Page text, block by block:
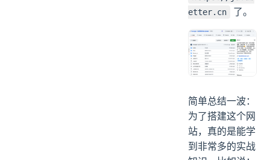
紧接着，可以把
的预览链接从码
云 Pages 修改
为
etter.cn 了。